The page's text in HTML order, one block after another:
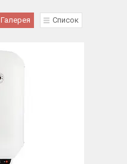
Галерея Список